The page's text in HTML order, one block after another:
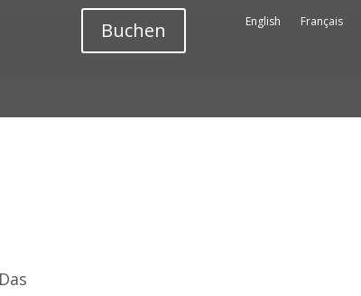
Buchen English Français
Buchen English Français